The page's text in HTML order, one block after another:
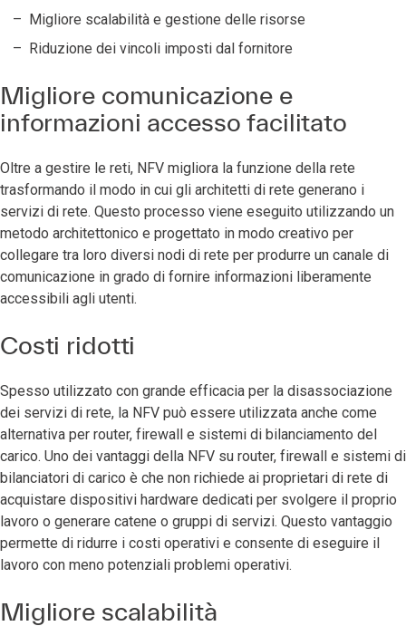
Migliore scalabilità e gestione delle risorse
Riduzione dei vincoli imposti dal fornitore
Migliore comunicazione e
informazioni accesso facilitato
Oltre a gestire le reti, NFV migliora la funzione della rete
trasformando il modo in cui gli architetti di rete generano i
servizi di rete. Questo processo viene eseguito utilizzando un
metodo architettonico e progettato in modo creativo per
collegare tra loro diversi nodi di rete per produrre un canale di
comunicazione in grado di fornire informazioni liberamente
accessibili agli utenti.
Costi ridotti
Spesso utilizzato con grande efficacia per la disassociazione
dei servizi di rete, la NFV può essere utilizzata anche come
alternativa per router, firewall e sistemi di bilanciamento del
carico. Uno dei vantaggi della NFV su router, firewall e sistemi di
bilanciatori di carico è che non richiede ai proprietari di rete di
acquistare dispositivi hardware dedicati per svolgere il proprio
lavoro o generare catene o gruppi di servizi. Questo vantaggio
permette di ridurre i costi operativi e consente di eseguire il
lavoro con meno potenziali problemi operativi.
Migliore scalabilità